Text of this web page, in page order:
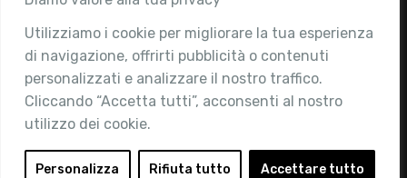
Utilizziamo i cookie per migliorare la tua esperienza
di navigazione, offrirti pubblicità o contenuti
personalizzati e analizzare il nostro traffico.
Cliccando “Accetta tutti”, acconsenti al nostro
utilizzo dei cookie.
Personalizza Rifiuta tutto Accettare tutto
Chi siamo
Attività
Contatti
Area Riservata
Login